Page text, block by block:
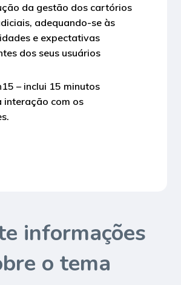
da gestão dos cartórios
adequando-se às
e expectativas
dos seus usuários
– inclui 15 minutos
interação com os
informações
o tema